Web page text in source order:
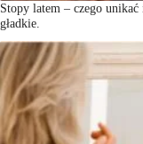
Stopy latem – czego
gładkie.